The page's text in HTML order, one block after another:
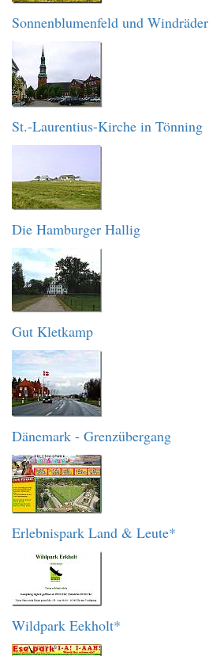
Sonnenblumenfeld und Windräder
St.-Laurentius-Kirche in Tönning
Die Hamburger Hallig
Gut Kletkamp
Dänemark - Grenzübergang
Erlebnispark Land & Leute*
Wildpark Eekholt*